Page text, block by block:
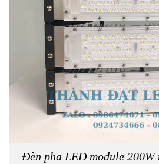
Đèn pha LED module